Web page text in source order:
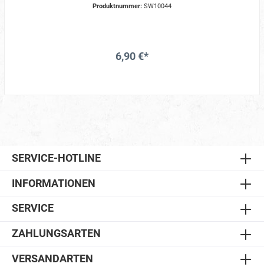
Produktnummer: SW10044
6,90 €*
SERVICE-HOTLINE
INFORMATIONEN
SERVICE
ZAHLUNGSARTEN
VERSANDARTEN